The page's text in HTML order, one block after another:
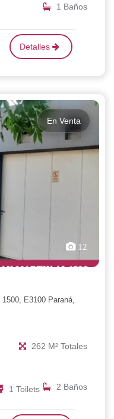
1 Baños
Detalles
En Venta
12
E3100 Paraná,
262 M² Totales
2 Baños
1 Toilets